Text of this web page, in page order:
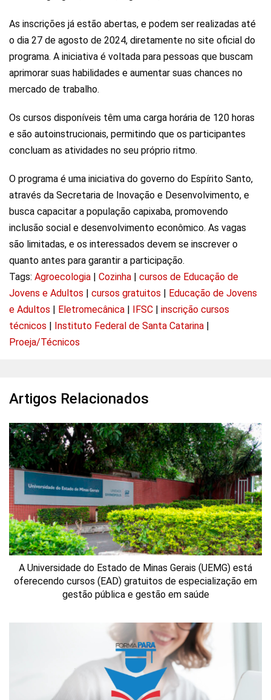
As inscrições já estão abertas, e podem ser realizadas até
o dia 27 de agosto de 2024, diretamente no site oficial do
programa. A iniciativa é voltada para pessoas que buscam
aprimorar suas habilidades e aumentar suas chances no
mercado de trabalho.
Os cursos disponíveis têm uma carga horária de 120 horas
e são autoinstrucionais, permitindo que os participantes
concluam as atividades no seu próprio ritmo.
O programa é uma iniciativa do governo do Espírito Santo,
através da Secretaria de Inovação e Desenvolvimento, e
busca capacitar a população capixaba, promovendo
inclusão social e desenvolvimento econômico. As vagas
são limitadas, e os interessados devem se inscrever o
quanto antes para garantir a participação.
Tags: Agroecologia Cozinha
cursos de Educação de
Jovens e Adultos
cursos gratuitos
Educação de Jovens
e Adultos
Eletromecânica IFSC
inscrição cursos
técnicos
Instituto Federal de Santa Catarina
Proeja/Técnicos
Artigos Relacionados
A Universidade do Estado de Minas Gerais (UEMG) está
oferecendo cursos (EAD) gratuitos de especialização em
gestão pública e gestão em saúde